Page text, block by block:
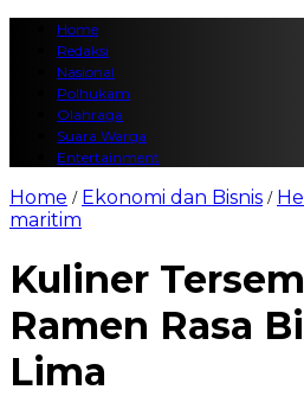
Home
Redaksi
Nasional
Polhukam
Olahraga
Suara Warga
Entertainment
Home / Ekonomi dan Bisnis /
maritim
Kuliner
Ramen Rasa
Lima